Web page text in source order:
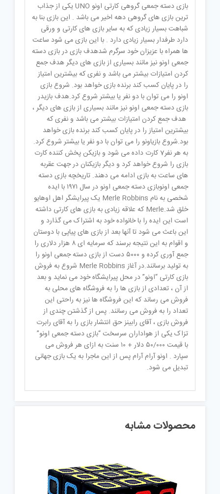
بازی دسته جمعی گروهی کارتی اونو UNO یکی از جذاب
ترین بازی های گروهی دهه اخیر می باشد . این بازی بنا به
شباهت بسیار زیادی که به سایر بازی های کارتی و ورقی
دارد طرفدار بسیار زیادی دارد . با این بازی می شود ساعت
ها همراه با عزیزان خود سرگرم شدهدف بازی در بازی دسته
جمعی اونو نیز مانند بسیاری از بازی های دیگر هدف جمع
کردن امتیازات بیشتر می باشد و نفری که بیشترین امتیاز
را در پایان کسب کند برنده بازی خواهد بود. شروع بازی
اونو را می توان با دو نفر یا بیشتر شروع کرد.هدف بازیدر
بازی دسته جمعی اونو نیز مانند بسیاری از بازی های دیگر ،
هدف جمع کردن امتیازات بیشتر می باشد و نفری که
بیشترین امتیاز را در پایان کسب کند برنده بازی خواهد
بود.شروع بازیاونو را می توان با دو نفر یا بیشتر شروع کرد.
به هر نفر7 کارت داده می شود و بازیکن پخش کننده کارت
بازی را شروع خواهد کرد و دیگر بازیکنان در جهت عقربه
های ساعت به بازی ادامه می دهند. تاریخچه بازی دسته
جمعی اونوبازی دسته جمعی اونو در سال ۱۹۷۱ با ایده
شخصی به نام Merle Robbins یک پیرایشگر اهل اوهایو
خلق شد.Merle که علاقه زیادی به بازی های کارتی داشته
است این ایده را با خانواده خود به اشتراک می گذارد و
این باعث می شود تا آنها بعد از بازی های پیاپی با دوستان
و اقوام به این نتیجه برسند که سرمایه ای ۸ هزار دلاری را
جمع آوری کرده و ۵۰۰۰ دست از بازی دسته جمعی اونو را
به تولید برسانند.در آغاز Merle Robbins شروع به فروش
بازی کارتی “اونو” در محل پیرایشگاه خود می نماید و بعد
از آن ، تعدادی از بازی ها را به فروشگاه های محلی به
فروش می رساند که این فروشگاه ها نیز به راحتی این
تعداد را به فروش می رسانند. پس از گذشتن چندی از
فروش بازی ، آقای رابینز حق انتشار بازی را به آقای رابرت
تزاک یکی از هواداران سرسخت “بازی دسته جمعی اونو”
با قیمت ۵۰/۰۰۰ دلار + ۱۰ سنت به ازای هر فروش می
سپارد . اونو آرام آرام پس از این ماجرا به یک بازی جهانی
تبدیل می شود.
محصولات مشابه